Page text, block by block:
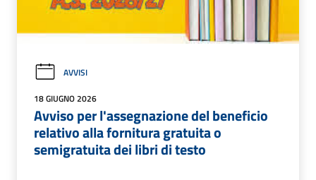
AVVISI
18 GIUGNO 2026
Avviso per l'assegnazione del beneficio
relativo alla fornitura gratuita o
semigratuita dei libri di testo